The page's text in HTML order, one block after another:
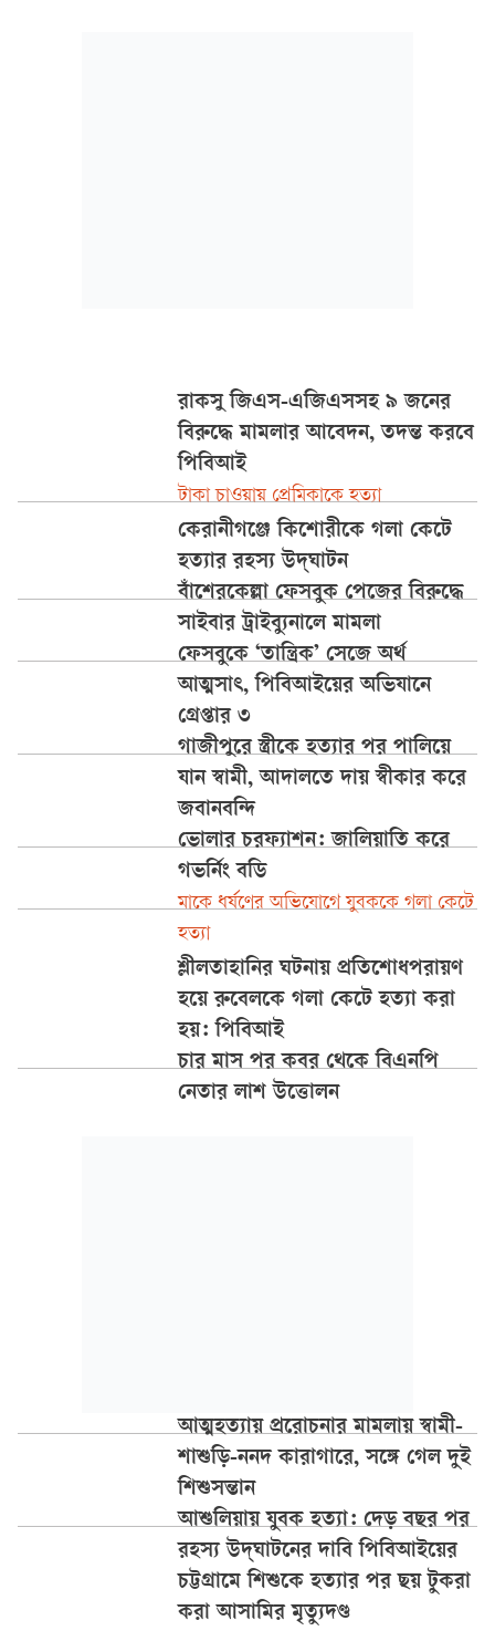
রাকসু জিএস-এজিএসসহ ৯ জনের
বিরুদ্ধে মামলার আবেদন, তদন্ত করবে
পিবিআই
টাকা চাওয়ায় প্রেমিকাকে হত্যা
কেরানীগঞ্জে কিশোরীকে গলা কেটে
হত্যার রহস্য উদ্‌ঘাটন
বাঁশেরকেল্লা ফেসবুক পেজের বিরুদ্ধে
সাইবার ট্রাইব্যুনালে মামলা
ফেসবুকে ‘তান্ত্রিক’ সেজে অর্থ
আত্মসাৎ, পিবিআইয়ের অভিযানে
গ্রেপ্তার ৩
গাজীপুরে স্ত্রীকে হত্যার পর পালিয়ে
যান স্বামী, আদালতে দায় স্বীকার করে
জবানবন্দি
ভোলার চরফ্যাশন: জালিয়াতি করে
গভর্নিং বডি
মাকে ধর্ষণের অভিযোগে যুবককে গলা কেটে
হত্যা
শ্লীলতাহানির ঘটনায় প্রতিশোধপরায়ণ
হয়ে রুবেলকে গলা কেটে হত্যা করা
হয়: পিবিআই
চার মাস পর কবর থেকে বিএনপি
নেতার লাশ উত্তোলন
আত্মহত্যায় প্ররোচনার মামলায় স্বামী-
শাশুড়ি-ননদ কারাগারে, সঙ্গে গেল দুই
শিশুসন্তান
আশুলিয়ায় যুবক হত্যা: দেড় বছর পর
রহস্য উদ্‌ঘাটনের দাবি পিবিআইয়ের
চট্টগ্রামে শিশুকে হত্যার পর ছয় টুকরা
করা আসামির মৃত্যুদণ্ড